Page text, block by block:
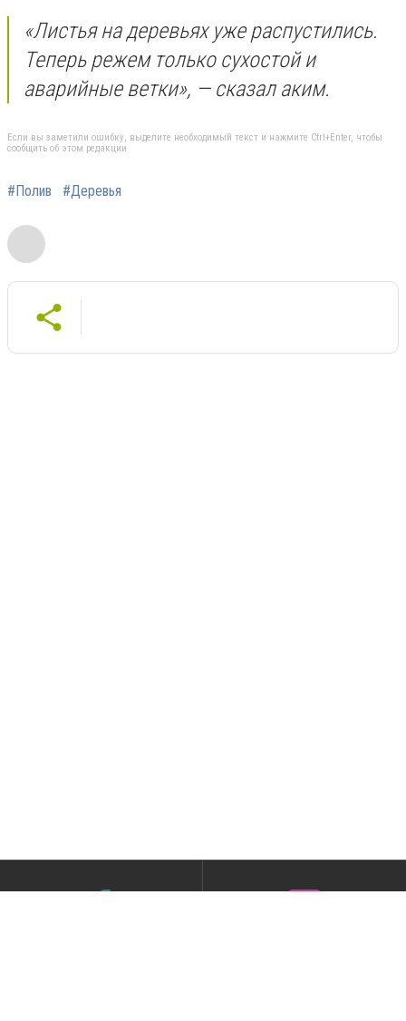
«Листья на деревьях уже распустились.
Теперь режем только сухостой и
аварийные ветки», — сказал аким.
Если вы заметили ошибку, выделите необходимый текст и нажмите Ctrl+Enter, чтобы
сообщить об этом редакции
#Полив #Деревья